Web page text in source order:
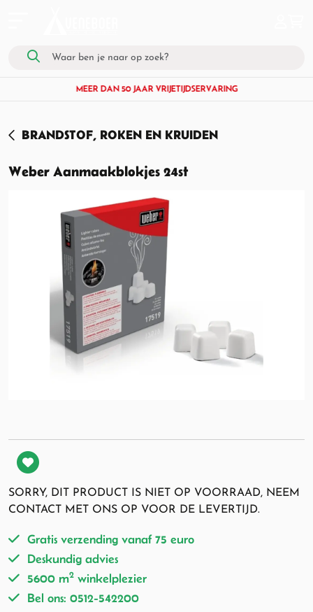
MEER DAN 50 JAAR VRIJETIJDSERVARING
BRANDSTOF, ROKEN EN KRUIDEN
Weber Aanmaakblokjes 24st
SORRY, DIT PRODUCT IS NIET OP VOORRAAD, NEEM
CONTACT MET ONS OP VOOR DE LEVERTIJD.
Gratis verzending vanaf 75 euro
Deskundig advies
5600 m2 winkelplezier
Bel ons: 0512-542200